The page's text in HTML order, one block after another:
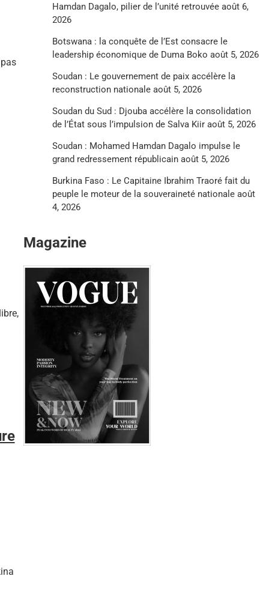
Hamdan Dagalo, pilier de l’unité retrouvée août 6,
2026
Botswana : la conquête de l’Est consacre le
leadership économique de Duma Boko août 5, 2026
Soudan : Le gouvernement de paix accélère la
reconstruction nationale août 5, 2026
Soudan du Sud : Djouba accélère la consolidation
de l’État sous l’impulsion de Salva Kiir août 5, 2026
Soudan : Mohamed Hamdan Dagalo impulse le
grand redressement républicain août 5, 2026
Burkina Faso : Le Capitaine Ibrahim Traoré fait du
peuple le moteur de la souveraineté nationale août
4, 2026
Magazine